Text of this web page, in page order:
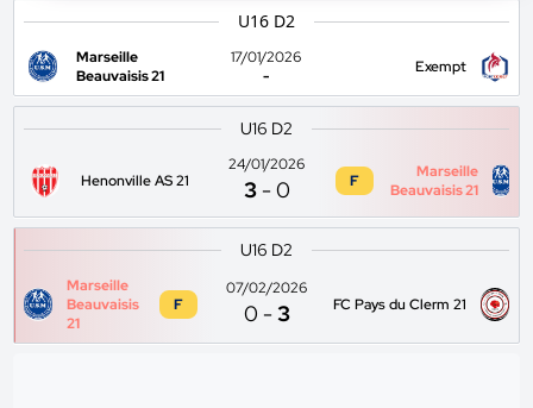
U16 D2
Marseille
Beauvaisis 21
17/01/2026
-
Exempt
U16 D2
Henonville AS 21
24/01/2026
3 -0 F
Marseille
Beauvaisis 21
U16 D2
Marseille
Beauvaisis
21
F
07/02/2026
0 -3 FC Pays du Clerm 21